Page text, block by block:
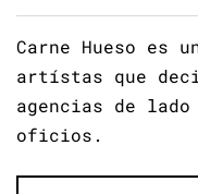
Carne Hueso es
artístas que
agencias de
oficios.